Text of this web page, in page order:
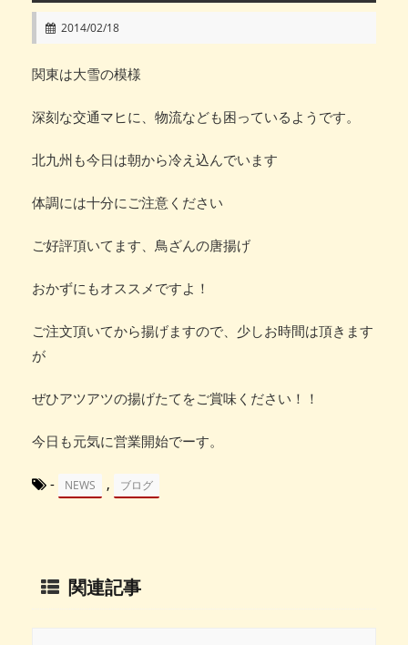
2014/02/18
関東は大雪の模様
深刻な交通マヒに、物流なども困っているようです。
北九州も今日は朝から冷え込んでいます
体調には十分にご注意ください
ご好評頂いてます、鳥ざんの唐揚げ
おかずにもオススメですよ！
ご注文頂いてから揚げますので、少しお時間は頂きます
が
ぜひアツアツの揚げたてをご賞味ください！！
今日も元気に営業開始でーす。
- NEWS , ブログ
関連記事